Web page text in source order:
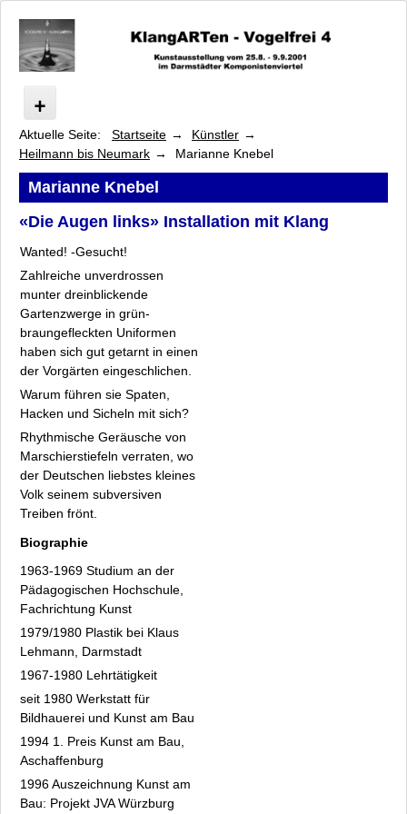
Vogelfrei
Programm
Künstler
Arsem bis Franke-Schafarczyk
Heilmann bis Neumark
Jörn Heilmann
Barbara Heller
Luise Heuter
Eva Laila Hilsen
Nikolaus Heyduck
Hanne Junghans
Marianne Knebel
Petia Knebel
Detlef Kraft
Martin Kürschner
Freia Leonhard
Manuela Liszewski
Arkad Mandrisch
Hanna Rut Neidhardt
Thomas Neumaier
Devora Neumark
Oellers bis Zeidler
Fakten
Archiv
Aktuelle Seite: Startseite
Künstler
Heilmann bis Neumark
Marianne Knebel
Marianne Knebel
«Die Augen links» Installation mit Klang
Wanted! -Gesucht!
Zahlreiche unverdrossen
munter dreinblickende
Gartenzwerge in grün-
braungefleckten Uniformen
haben sich gut getarnt in einen
der Vorgärten eingeschlichen.
Warum führen sie Spaten,
Hacken und Sicheln mit sich?
Rhythmische Geräusche von
Marschierstiefeln verraten, wo
der Deutschen liebstes kleines
Volk seinem subversiven
Treiben frönt.
Biographie
1963-1969 Studium an der
Pädagogischen Hochschule,
Fachrichtung Kunst
1979/1980 Plastik bei Klaus
Lehmann, Darmstadt
1967-1980 Lehrtätigkeit
seit 1980 Werkstatt für
Bildhauerei und Kunst am Bau
1994 1. Preis Kunst am Bau,
Aschaffenburg
1996 Auszeichnung Kunst am
Bau: Projekt JVA Würzburg